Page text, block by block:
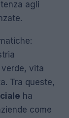
agli
vita
Tra queste,
ha
come